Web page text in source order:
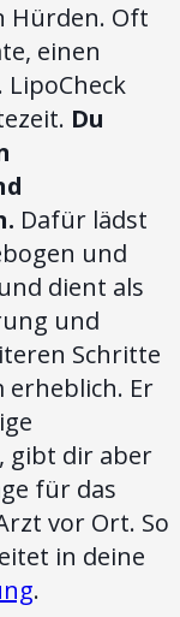
Hürden. Oft
einen
Du
Dafür lädst
und
dient als
und
Schritte
erheblich. Er
gibt dir aber
für das
vor Ort. So
in deine
.